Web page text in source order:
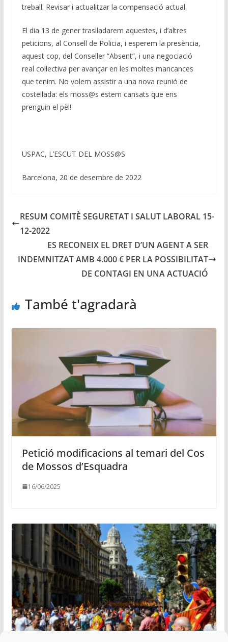
treball. Revisar i actualitzar la compensació actual.
El dia 13 de gener traslladarem aquestes, i d’altres
peticions, al Consell de Policia, i esperem la presència,
aquest cop, del Conseller “Absent”, i una negociació
real col·lectiva per avançar en les moltes mancances
que tenim. No volem assistir a una nova reunió de
costellada: els moss@s estem cansats que ens
prenguin el pèl!
USPAC, L’ESCUT DEL MOSS@S
Barcelona, 20 de desembre de 2022
RESUM COMITÈ SEGURETAT I SALUT LABORAL 15-
12-2022
ES RECONEIX EL DRET D’UN AGENT A SER
INDEMNITZAT AMB 4.000 € PER LA POSSIBILITAT
DE CONTAGI EN UNA ACTUACIÓ
També t'agradarà
Petició modificacions al temari del Cos
de Mossos d’Esquadra
16/06/2025